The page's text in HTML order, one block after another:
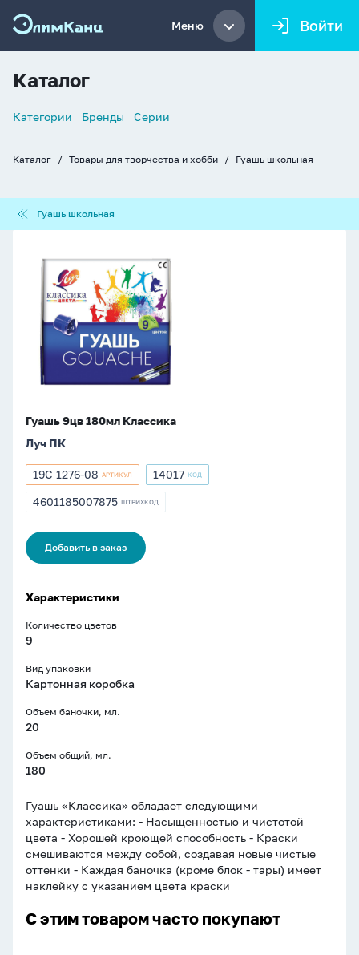
Меню Войти
Каталог
Список
Категории Бренды Серии
Каталог Товары для творчества и хобби Гуашь школьная
школьная
Гуашь школьная
9цв
180мл
Классика
Гуашь 9цв 180мл Классика
Луч ПК
Артикул
19С
19С 1276-08 АРТИКУЛ
Артикул
14017
14017 КОД
ШТРИХКОД
4601185007875 ШТРИХКОД
Добавить в заказ
Характеристики
Количество цветов
9
Вид упаковки
Картонная коробка
Объем баночки, мл.
20
Объем общий, мл.
180
Гуашь «Классика» обладает следующими
характеристиками: - Насыщенностью и чистотой
цвета - Хорошей кроющей способность - Краски
смешиваются между собой, создавая новые чистые
оттенки - Каждая баночка (кроме блок - тары) имеет
наклейку с указанием цвета краски
С этим товаром часто покупают